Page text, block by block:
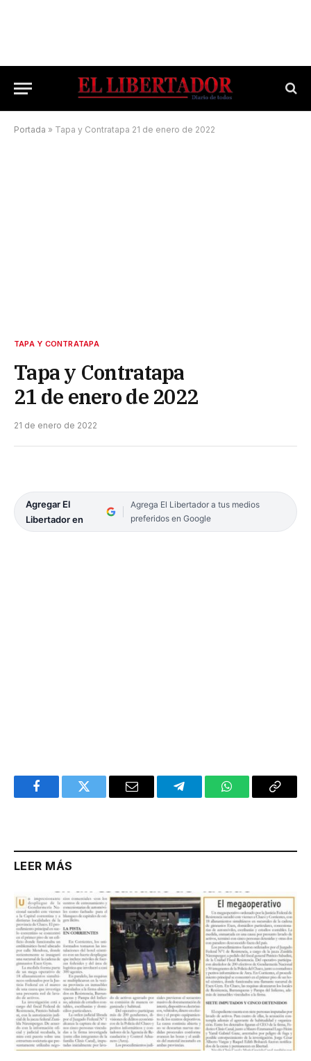
Portada » Tapa y Contratapa 21 de enero de 2022
TAPA Y CONTRATAPA
Tapa y Contratapa
21 de enero de 2022
21 de enero de 2022
Agregar El
Libertador en
Agrega El Libertador a tus medios
preferidos en Google
FacebookTwitter Email TelegramWhatsAppCopy
LEER MÁS